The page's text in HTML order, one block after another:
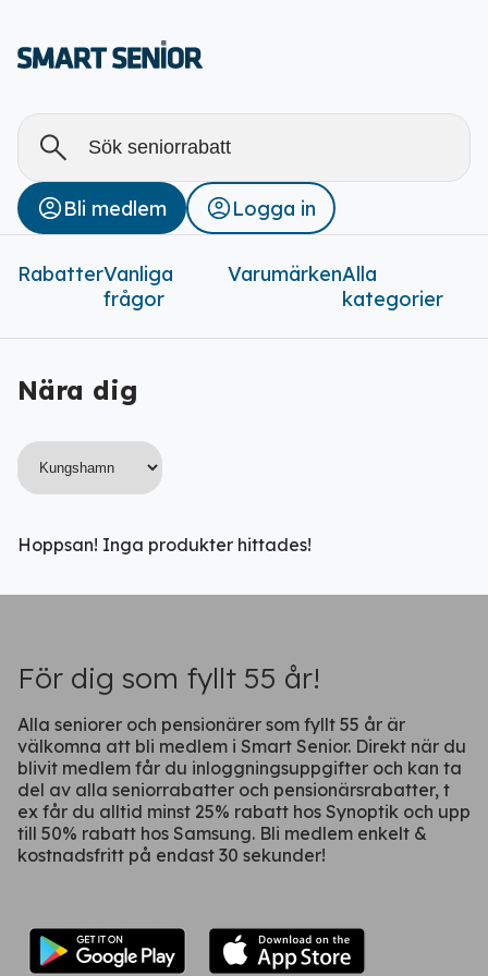
Alla
Rabatter (0)
Bli medlem Logga in
RabatterVanliga
frågor
VarumärkenAlla
kategorier
Nära dig
Hoppsan! Inga produkter hittades!
För dig som fyllt 55 år!
Alla seniorer och pensionärer som fyllt 55 år är
välkomna att bli medlem i Smart Senior. Direkt när du
blivit medlem får du inloggningsuppgifter och kan ta
del av alla seniorrabatter och pensionärsrabatter, t
ex får du alltid minst 25% rabatt hos Synoptik och upp
till 50% rabatt hos Samsung. Bli medlem enkelt &
kostnadsfritt på endast 30 sekunder!
Ladda ner vår app!
ficka
Fortsätt på webben